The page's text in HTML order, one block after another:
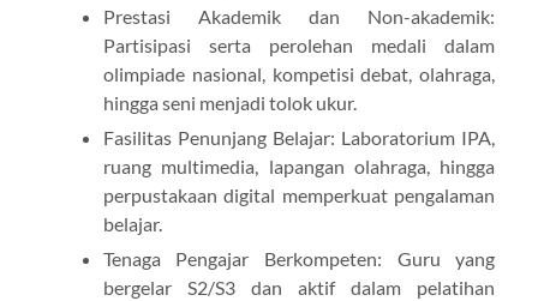
Prestasi Akademik dan Non-akademik:
Partisipasi serta perolehan medali dalam
olimpiade nasional, kompetisi debat, olahraga,
hingga seni menjadi tolok ukur.
Fasilitas Penunjang Belajar: Laboratorium IPA,
ruang multimedia, lapangan olahraga, hingga
perpustakaan digital memperkuat pengalaman
belajar.
Tenaga Pengajar Berkompeten: Guru yang
bergelar S2/S3 dan aktif dalam pelatihan